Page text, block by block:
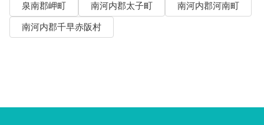
泉南郡岬町
南河内郡太子町
南河内郡河南町
南河内郡千早赤阪村